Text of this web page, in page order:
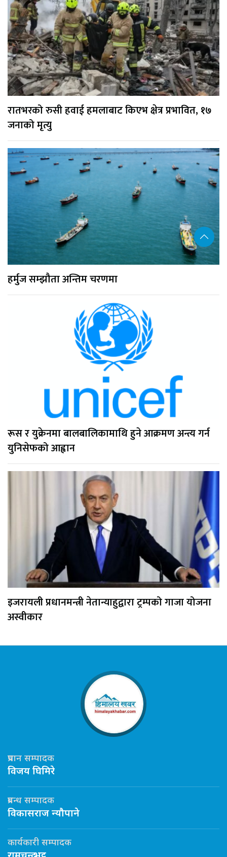
रातभरको रुसी हवाई हमलाबाट किएभ क्षेत्र प्रभावित, १७
जनाको मृत्यु
हर्मुज सम्झौता अन्तिम चरणमा
रूस र युक्रेनमा बालबालिकामाथि हुने आक्रमण अन्त्य गर्न
युनिसेफको आह्वान
इजरायली प्रधानमन्त्री नेतान्याहुद्वारा ट्रम्पको गाजा योजना
अस्वीकार
प्रधान सम्पादक
विजय घिमिरे
प्रबन्ध सम्पादक
विकासराज न्यौपाने
कार्यकारी सम्पादक